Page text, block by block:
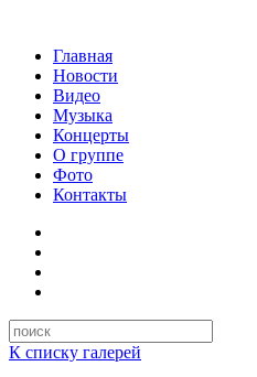
Главная
Новости
Видео
Музыка
Концерты
О группе
Фото
Контакты
К списку галерей